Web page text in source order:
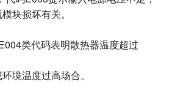
块损坏有关。
类代码表明散热器温度超过
境温度过高场合。